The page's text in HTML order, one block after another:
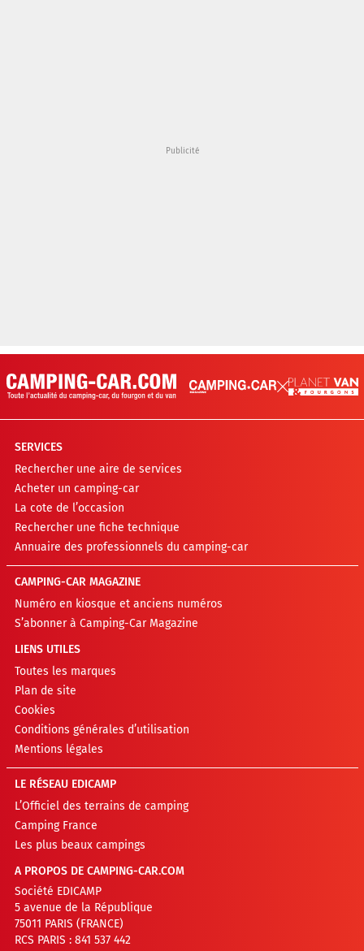
SERVICES
Rechercher une aire de services
Acheter un camping-car
La cote de l’occasion
Rechercher une fiche technique
Annuaire des professionnels du camping-car
CAMPING-CAR MAGAZINE
Numéro en kiosque et anciens numéros
S’abonner à Camping-Car Magazine
LIENS UTILES
Toutes les marques
Plan de site
Cookies
Conditions générales d’utilisation
Mentions légales
LE RÉSEAU EDICAMP
L’Officiel des terrains de camping
Camping France
Les plus beaux campings
A PROPOS DE CAMPING-CAR.COM
Société EDICAMP
5 avenue de la République
75011 PARIS (FRANCE)
RCS PARIS : 841 537 442